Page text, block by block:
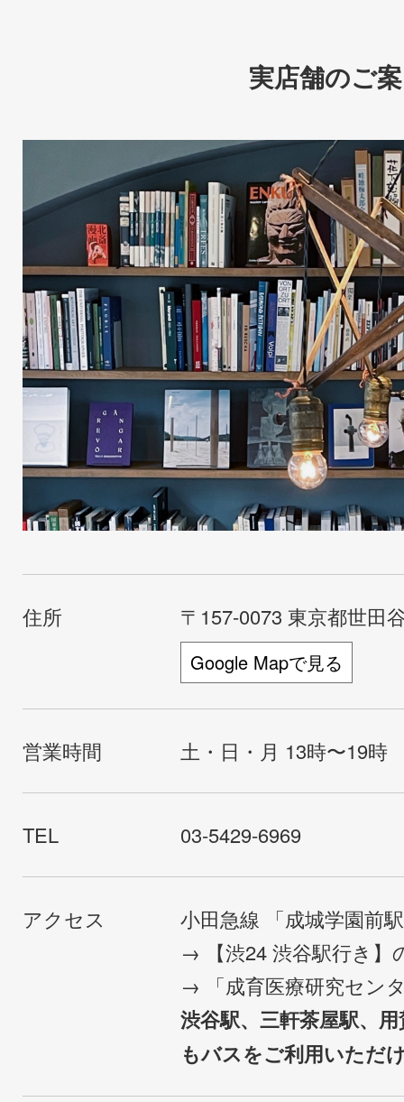
実店舗のご
住所 〒157-0073 東京都世田
Google Mapで見る
営業時間 土・日・月 13時〜19時
TEL 03-5429-6969
アクセス
小田急線 「成城学園前
→ 【渋24 渋谷駅行き】
→ 「成育医療研究セン
渋谷駅、三軒茶屋駅、
もバスをご利用いただ